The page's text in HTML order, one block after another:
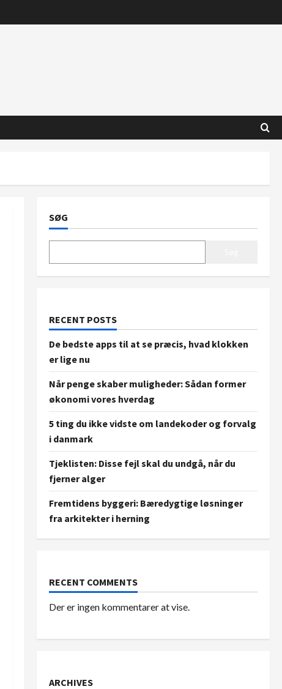
SØG
RECENT POSTS
De bedste apps til at se præcis, hvad klokken
er lige nu
Når penge skaber muligheder: Sådan former
økonomi vores hverdag
5 ting du ikke vidste om landekoder og forvalg
i danmark
Tjeklisten: Disse fejl skal du undgå, når du
fjerner alger
Fremtidens byggeri: Bæredygtige løsninger
fra arkitekter i herning
RECENT COMMENTS
Der er ingen kommentarer at vise.
ARCHIVES